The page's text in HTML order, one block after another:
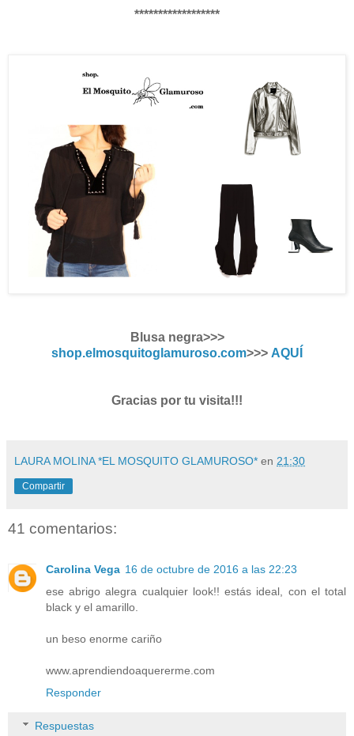
******************
Blusa negra>>>
shop.elmosquitoglamuroso.com>>> AQUÍ
Gracias por tu visita!!!
LAURA MOLINA *EL MOSQUITO GLAMUROSO* en 21:30
Compartir
41 comentarios:
Carolina Vega 16 de octubre de 2016 a las 22:23
ese abrigo alegra cualquier look!! estás ideal, con el total
black y el amarillo.
un beso enorme cariño
www.aprendiendoaquererme.com
Responder
Respuestas